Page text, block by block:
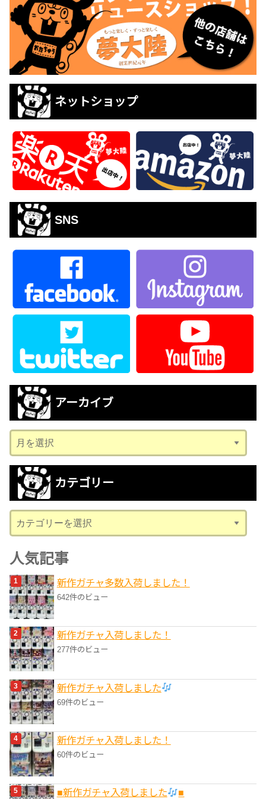
ネットショップ
SNS
アーカイブ
ー
カ
ブ
カテゴリー
テ
ゴ
リ
ー
人気記事
新作ガチャ多数入荷しました！
642件のビュー
新作ガチャ入荷しました！
277件のビュー
新作ガチャ入荷しました
69件のビュー
新作ガチャ入荷しました！
60件のビュー
■新作ガチャ入荷しました ■